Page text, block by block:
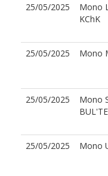
25/05/2025
Mono
KChK
25/05/2025
Mono
25/05/2025
Mono
25/05/2025
Mono